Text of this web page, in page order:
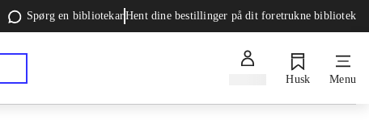
Spørg en bibliotekarHent dine bestillinger på dit foretrukne bibliotek
Husk Menu